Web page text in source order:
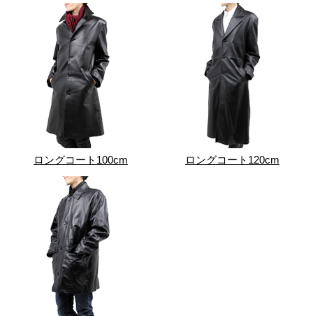
ロングコート100cm ロングコート120cm